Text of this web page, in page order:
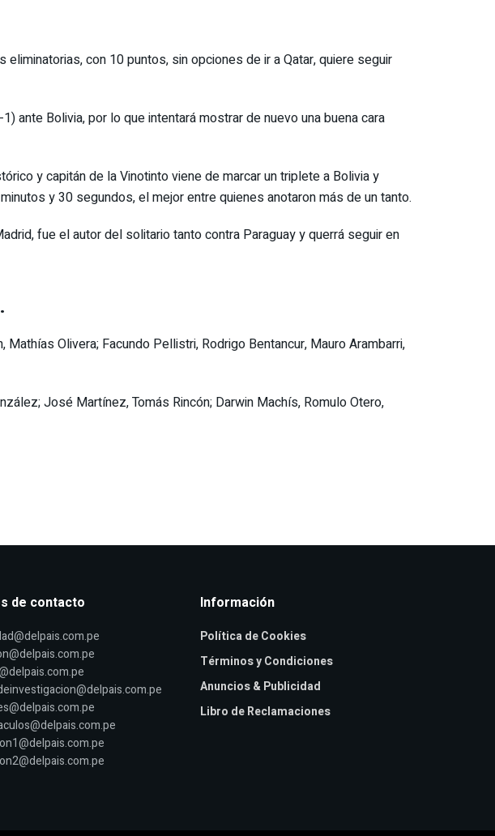
con 10 puntos, sin opciones de ir a Qatar, quiere seguir
ante Bolivia, por lo que intentará mostrar de nuevo una buena cara
y capitán de la Vinotinto viene de marcar un triplete a Bolivia y
y 30 segundos, el mejor entre quienes anotaron más de un tanto.
fue el autor del solitario tanto contra Paraguay y querrá seguir en
Olivera; Facundo Pellistri, Rodrigo Bentancur, Mauro Arambarri,
José Martínez, Tomás Rincón; Darwin Machís, Romulo Otero,
de contacto Información
Política de Cookies
Términos y Condiciones
Anuncios & Publicidad
Libro de Reclamaciones